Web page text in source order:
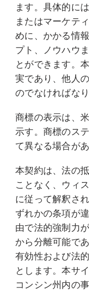
ます。具体的に
またはマーケテ
めに、かかる情
プト、ノウハウ
とができます。
実であり、他人
のでなければなり
商標の表示は、
示す。商標のス
て異なる場合があ
本契約は、法の
ことなく、ウィ
に従って解釈さ
ずれかの条項が
由で法的強制力
から分離可能で
有効性および法
とします。本サ
コンシン州内の